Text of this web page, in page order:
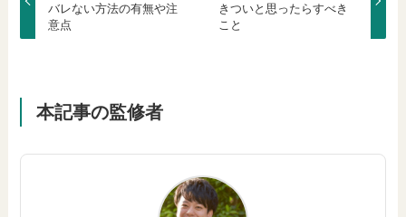
バレない方法の有無や注
意点
きついと思ったらすべき
こと
本記事の監修者